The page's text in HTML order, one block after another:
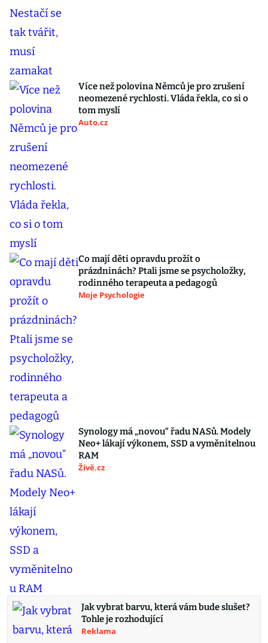
Více než polovina Němců je pro zrušení
neomezené rychlosti. Vláda řekla, co si o
tom myslí
Auto.cz
Co mají děti opravdu prožít o
prázdninách? Ptali jsme se psycholožky,
rodinného terapeuta a pedagogů
Moje Psychologie
Synology má „novou“ řadu NASů. Modely
Neo+ lákají výkonem, SSD a vyměnitelnou
RAM
Živě.cz
Jak vybrat barvu, která vám bude slušet?
Tohle je rozhodující
Reklama